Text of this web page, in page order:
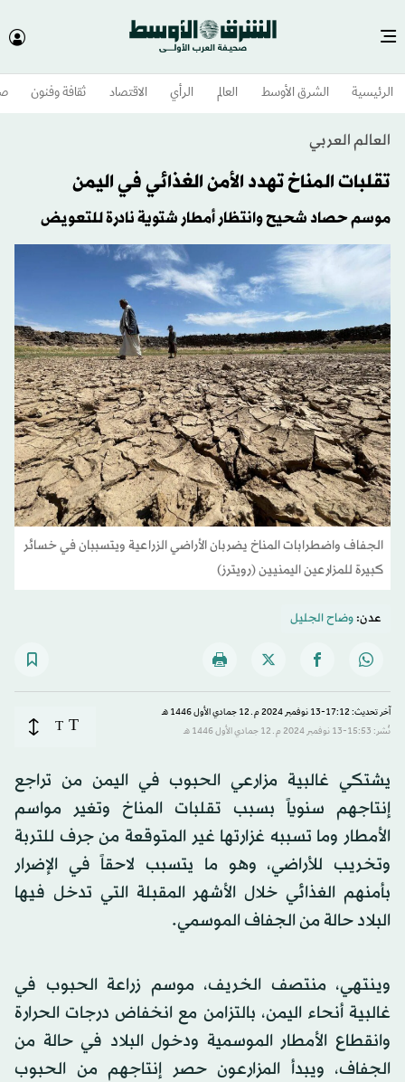
الرئيسية الشرق الأوسط​ العالم الرأي الاقتصاد ثقافة وفنون
العالم العربي
تقلبات المناخ تهدد الأمن الغذائي في اليمن
موسم حصاد شحيح وانتظار أمطار شتوية نادرة للتعويض
الجفاف واضطرابات المناخ يضربان الأراضي الزراعية ويتسببان في خسائر
كبيرة للمزارعين اليمنيين (رويترز)
عدن:وضاح الجليل
آخر تحديث: 17:12-13 نوفمبر 2024 م ـ 12 جمادي الأول 1446 هـ
نُشر: 15:53-13 نوفمبر 2024 م ـ 12 جمادي الأول 1446 هـ
T
T
يشتكي غالبية مزارعي الحبوب في اليمن من تراجع
إنتاجهم سنوياً بسبب تقلبات المناخ وتغير مواسم
الأمطار وما تسببه غزارتها غير المتوقعة من جرف للتربة
وتخريب للأراضي، وهو ما يتسبب لاحقاً في الإضرار
بأمنهم الغذائي خلال الأشهر المقبلة التي تدخل فيها
البلاد حالة من الجفاف الموسمي.
وينتهي، منتصف الخريف، موسم زراعة الحبوب في
غالبية أنحاء اليمن، بالتزامن مع انخفاض درجات الحرارة
وانقطاع الأمطار الموسمية ودخول البلاد في حالة من
الجفاف، ويبدأ المزارعون حصر إنتاجهم من الحبوب